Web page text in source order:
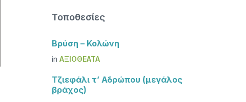
Τοποθεσίες
Βρύση – Κολώνη
inΑΞΙΟΘΈΑΤΑ
Τζιεφάλι τ’ Αδρώπου (μεγάλος
βράχος)